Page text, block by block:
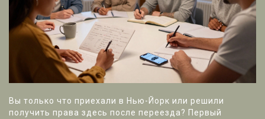
Вы только что приехали в Нью-Йорк или решили
получить права здесь после переезда? Первый